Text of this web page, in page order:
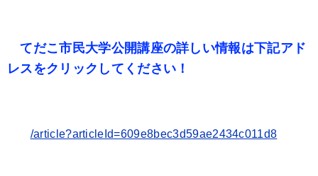
てだこ市民大学公開講座の詳しい情報は下記アド
レスをクリックしてください！
/article?articleId=609e8bec3d59ae2434c011d8